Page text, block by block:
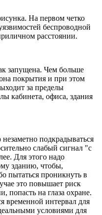
На первом четко
беспроводной
расстоянии.
запущена. Чем больше
покрытия и при этом
за пределы
кабинета, офиса, здания
подкрадываться
слабый сигнал "с
Для этого надо
зданию, чтобы,
пытаться проникнуть в
это повышает риск
попасть на глаза охране.
временной интервал для
условиями для